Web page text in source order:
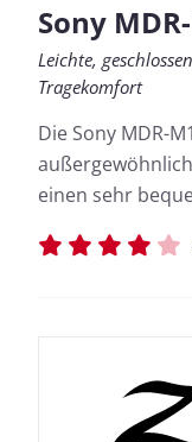
Sony
Leichte,
Tragekomfort
Die Sony MDR-
einen sehr